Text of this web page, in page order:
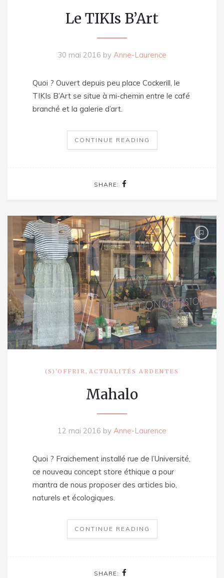
Le TIKIs B’Art
30 mai 2016 by Anne-Laurence
Quoi ? Ouvert depuis peu place Cockerill, le
TIKIs B’Art se situe à mi-chemin entre le café
branché et la galerie d’art.
CONTINUE READING
SHARE:
(S)'OFFRIR , ACTUALITÉS ARDENTES
Mahalo
12 mai 2016 by Anne-Laurence
Quoi ? Fraichement installé rue de l’Université,
ce nouveau concept store éthique a pour
mantra de nous proposer des articles bio,
naturels et écologiques.
CONTINUE READING
SHARE: